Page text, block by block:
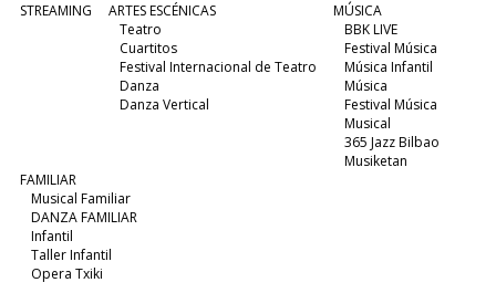
STREAMING
ARTES ESCÉNICAS
Teatro
Cuartitos
Festival Internacional de Teatro
Danza
Danza Vertical
MÚSICA
BBK LIVE
Festival Música
Música Infantil
Música
Festival Música
Musical
365 Jazz Bilbao
Musiketan
FAMILIAR
Musical Familiar
DANZA FAMILIAR
Infantil
Taller Infantil
Opera Txiki